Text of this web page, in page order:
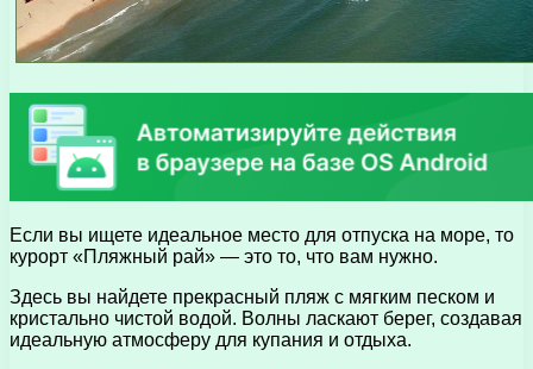
Если вы ищете идеальное место для отпуска на море, то
курорт «Пляжный рай» — это то, что вам нужно.
Здесь вы найдете прекрасный пляж с мягким песком и
кристально чистой водой. Волны ласкают берег, создавая
идеальную атмосферу для купания и отдыха.